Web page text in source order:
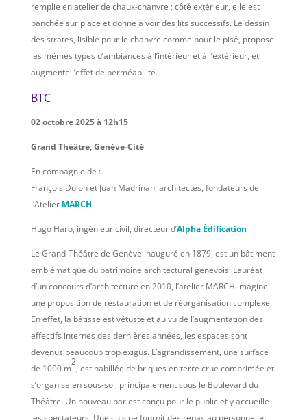
remplie en atelier de chaux-chanvre ; côté extérieur, elle est
banchée sur place et donne à voir des lits successifs. Le dessin
des strates, lisible pour le chanvre comme pour le pisé, propose
les mêmes types d’ambiances à l’intérieur et à l’extérieur, et
augmente l’effet de perméabilité.
BTC
02 octobre 2025 à 12h15
Grand Théâtre, Genève-Cité
En compagnie de :
François Dulon et Juan Madrinan, architectes, fondateurs de
l’Atelier MARCH
Hugo Haro, ingénieur civil, directeur d’Alpha Édification
Le Grand-Théâtre de Genève inauguré en 1879, est un bâtiment
emblématique du patrimoine architectural genevois. Lauréat
d’un concours d’architecture en 2010, l’atelier MARCH imagine
une proposition de restauration et de réorganisation complexe.
En effet, la bâtisse est vétuste et au vu de l’augmentation des
effectifs internes des dernières années, les espaces sont
devenus beaucoup trop exigus. L’agrandissement, une surface
de 1000 m
2
, est habillée de briques en terre crue comprimée et
s’organise en sous-sol, principalement sous le Boulevard du
Théâtre. Un nouveau bar est conçu pour le public et y accueille
les spectateurs. Une cuisine fournit des repas au personnel et